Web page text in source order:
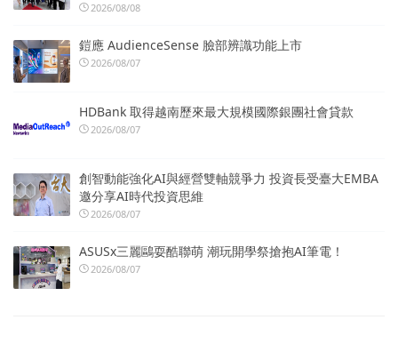
2026/08/08
鎧應 AudienceSense 臉部辨識功能上市
2026/08/07
HDBank 取得越南歷來最大規模國際銀團社會貸款
2026/08/07
創智動能強化AI與經營雙軸競爭力 投資長受臺大EMBA
邀分享AI時代投資思維
2026/08/07
ASUSx三麗鷗耍酷聯萌 潮玩開學祭搶抱AI筆電！
2026/08/07